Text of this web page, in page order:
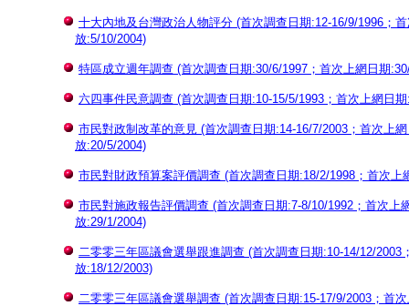
十大內地及台灣政治人物評分 (首次調查日期:12-16/9/1996；
放:5/10/2004)
特區成立週年調查 (首次調查日期:30/6/1997；首次上網日期
六四事件民意調查 (首次調查日期:10-15/5/1993；首次上網日
市民對政制改革的意見 (首次調查日期:14-16/7/2003；首次上
放:20/5/2004)
市民對財政預算案評價調查 (首次調查日期:18/2/1998；首次
市民對施政報告評價調查 (首次調查日期:7-8/10/1992；首次
放:29/1/2004)
二零零三年區議會選舉跟進調查 (首次調查日期:10-14/12/
放:18/12/2003)
二零零三年區議會選舉調查 (首次調查日期:15-17/9/2003；首